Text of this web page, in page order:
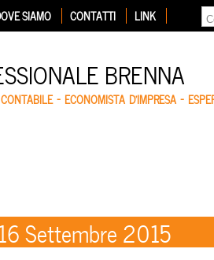
SIAMO CONTATTI LINK
BRENNA
– ECONOMISTA D'IMPRESA –
Settembre 2015